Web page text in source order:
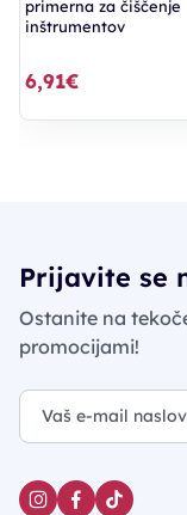
primerna za čiščenje
inštrumentov
6,91€
Prijavite se
Ostanite na
promocijami!